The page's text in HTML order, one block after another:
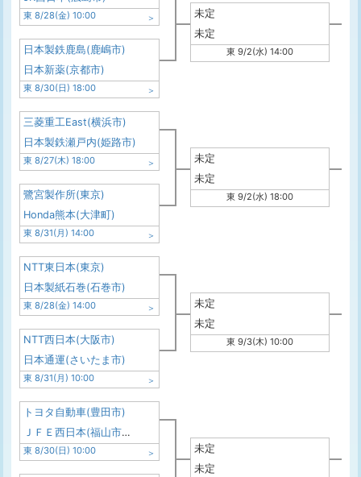
東 8/28(金) 10:00
日本製鉄鹿島(鹿嶋市)
日本新薬(京都市)
東 8/30(日) 18:00
未定
未定
東 9/2(水) 14:00
三菱重工East(横浜市)
日本製鉄瀬戸内(姫路市)
東 8/27(木) 18:00
鷺宮製作所(東京)
Honda熊本(大津町)
東 8/31(月) 14:00
未定
未定
東 9/2(水) 18:00
NTT東日本(東京)
日本製紙石巻(石巻市)
東 8/28(金) 14:00
NTT西日本(大阪市)
日本通運(さいたま市)
東 8/31(月) 10:00
未定
未定
東 9/3(木) 10:00
トヨタ自動車(豊田市)
ＪＦＥ西日本(福山市・倉敷市)
東 8/30(日) 10:00
未定
未定